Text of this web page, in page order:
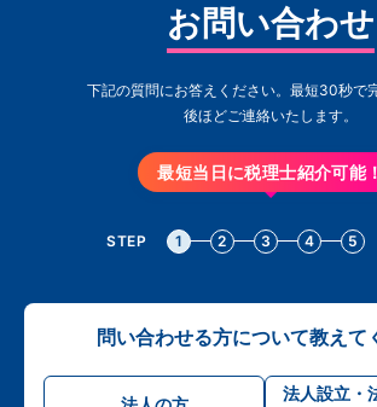
お問い合わせ
下記の質問にお答えください。最短30秒で
後ほどご連絡いたします。
最短当日に税理士紹介可能！
STEP 1 2 3 4 5
問い合わせる方について教えて
法人設立・